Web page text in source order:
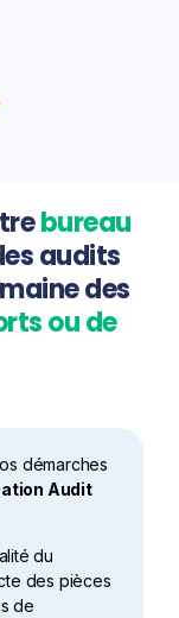
bureau
audits
des
ou de
démarches
Audit
du
des pièces
de